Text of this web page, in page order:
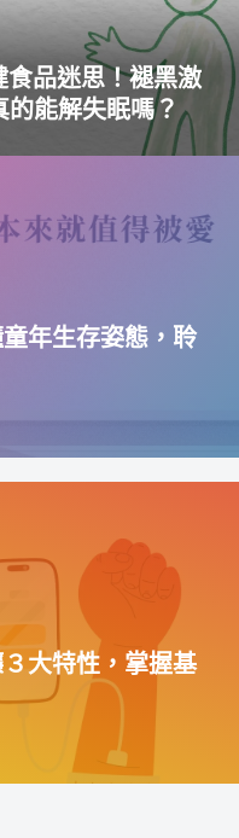
食品迷思！褪黑激
的能解失眠嗎？
年生存姿態，聆
大特性，掌握基